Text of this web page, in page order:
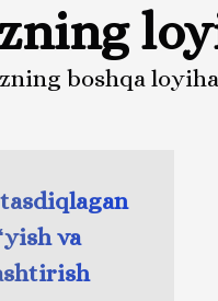
boshqa
va